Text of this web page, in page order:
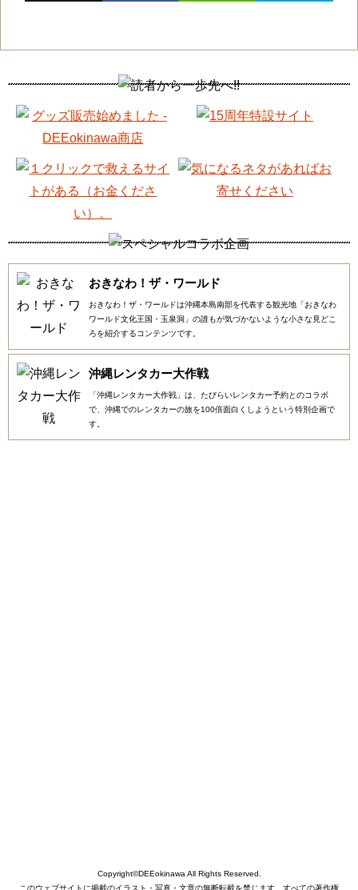
おきなわ！ザ・ワールド
おきなわ！ザ・ワールドは沖縄本島南部を代表する観光地「おきなわ
ワールド文化王国・玉泉洞」の誰もが気づかないような小さな見どこ
ろを紹介するコンテンツです。
沖縄レンタカー大作戦
「沖縄レンタカー大作戦」は、たびらいレンタカー予約とのコラボ
で、沖縄でのレンタカーの旅を100倍面白くしようという特別企画で
す。
Copyright©DEEokinawa All Rights Reserved.
このウェブサイトに掲載のイラスト・写真・文章の無断転載を禁じます。すべての著作権